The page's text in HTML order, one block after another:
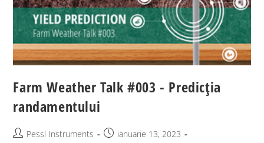
Farm Weather Talk #003 - Predicția
randamentului
Pessl Instruments
ianuarie 13, 2023